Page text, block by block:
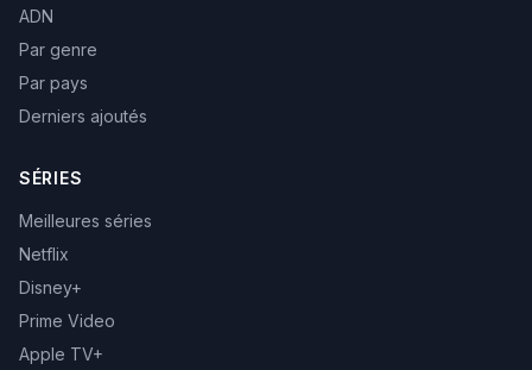
ADN
Par genre
Par pays
Derniers ajoutés
SÉRIES
Meilleures séries
Netflix
Disney+
Prime Video
Apple TV+